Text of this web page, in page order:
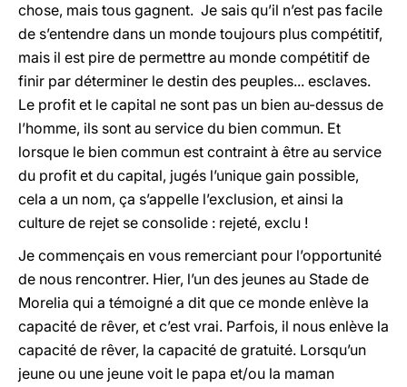
chose, mais tous gagnent. Je sais qu’il n’est pas facile
de s’entendre dans un monde toujours plus compétitif,
mais il est pire de permettre au monde compétitif de
finir par déterminer le destin des peuples... esclaves.
Le profit et le capital ne sont pas un bien au-dessus de
l’homme, ils sont au service du bien commun. Et
lorsque le bien commun est contraint à être au service
du profit et du capital, jugés l’unique gain possible,
cela a un nom, ça s’appelle l’exclusion, et ainsi la
culture de rejet se consolide : rejeté, exclu !
Je commençais en vous remerciant pour l’opportunité
de nous rencontrer. Hier, l’un des jeunes au Stade de
Morelia qui a témoigné a dit que ce monde enlève la
capacité de rêver, et c’est vrai. Parfois, il nous enlève la
capacité de rêver, la capacité de gratuité. Lorsqu’un
jeune ou une jeune voit le papa et/ou la maman